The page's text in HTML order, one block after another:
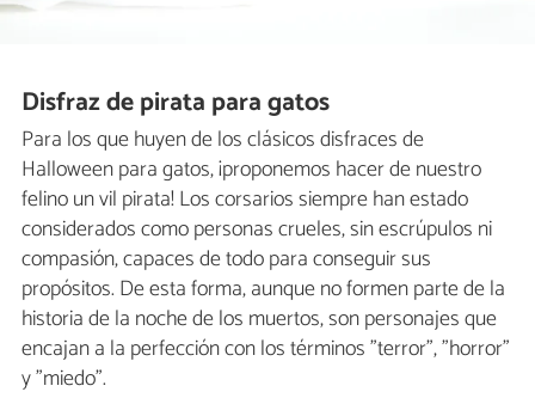
Disfraz de pirata para gatos
Para los que huyen de los clásicos disfraces de
Halloween para gatos, ¡proponemos hacer de nuestro
felino un vil pirata! Los corsarios siempre han estado
considerados como personas crueles, sin escrúpulos ni
compasión, capaces de todo para conseguir sus
propósitos. De esta forma, aunque no formen parte de la
historia de la noche de los muertos, son personajes que
encajan a la perfección con los términos "terror", "horror"
y "miedo".